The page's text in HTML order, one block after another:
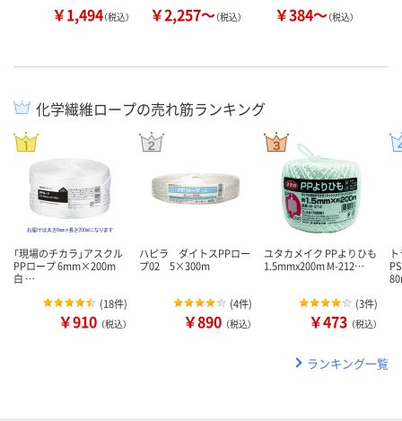
￥1,494（税込） ￥2,257～（税込） ￥384～（税込）
化学繊維ロープの売れ筋ランキング
「現場のチカラ」アスクル
PPロープ 6mm×200m
白 …
(18件)
￥910 （税込）
ハピラ ダイトスPPロー
プ02 5×300m
(4件)
￥890 （税込）
ユタカメイク PPよりひも
1.5mmx200m M-212…
(3件)
￥473 （税込）
ランキング一覧